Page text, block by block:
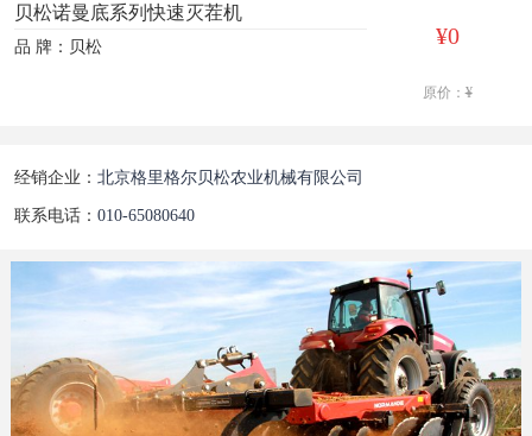
贝松诺曼底系列快速灭茬机
品 牌：贝松 ¥0
原价：¥
经销企业： 北京格里格尔贝松农业机械有限公司
联系电话： 010-65080640